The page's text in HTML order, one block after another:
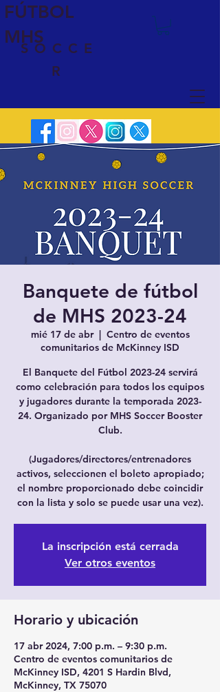
SOCCE
R
FÚTBOL
MHS
Banquete de fútbol
de MHS 2023-24
mié 17 de abr
  |
Centro de eventos
comunitarios de McKinney ISD
El Banquete del Fútbol 2023-24 servirá
como celebración para todos los equipos
y jugadores durante la temporada 2023-
24. Organizado por MHS Soccer Booster
Club.
(Jugadores/directores/entrenadores
activos, seleccionen el boleto apropiado;
el nombre proporcionado debe coincidir
con la lista y solo se puede usar una vez).
La inscripción está cerrada
Ver otros eventos
Horario y ubicación
17 abr 2024, 7:00 p.m. – 9:30 p.m.
Centro de eventos comunitarios de
McKinney ISD, 4201 S Hardin Blvd,
McKinney, TX 75070